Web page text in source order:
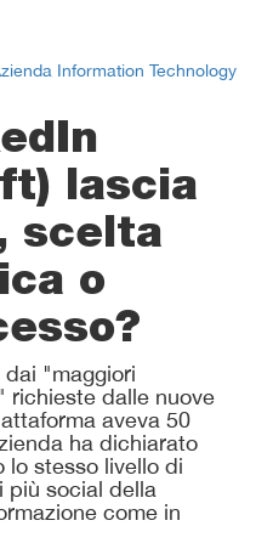
Information Technology
lascia
scelta
o
"maggiori
richieste dalle nuove
aveva 50
ha dichiarato
lo stesso livello di
più social della
come in